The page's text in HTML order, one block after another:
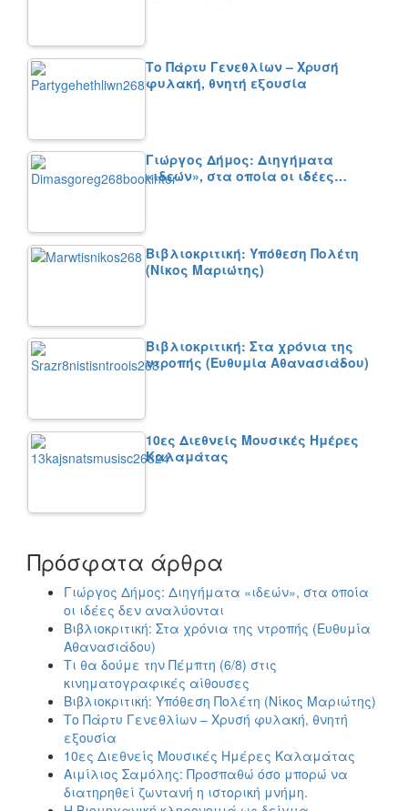
Το Πάρτυ Γενεθλίων – Χρυσή
φυλακή, θνητή εξουσία
Γιώργος Δήμος: Διηγήματα
«ιδεών», στα οποία οι ιδέες…
Βιβλιοκριτική: Υπόθεση Πολέτη
(Νίκος Μαριώτης)
Βιβλιοκριτική: Στα χρόνια της
ντροπής (Ευθυμία Αθανασιάδου)
10ες Διεθνείς Μουσικές Ημέρες
Καλαμάτας
Πρόσφατα άρθρα
Γιώργος Δήμος: Διηγήματα «ιδεών», στα οποία
οι ιδέες δεν αναλύονται
Βιβλιοκριτική: Στα χρόνια της ντροπής (Ευθυμία
Αθανασιάδου)
Τι θα δούμε την Πέμπτη (6/8) στις
κινηματογραφικές αίθουσες
Βιβλιοκριτική: Υπόθεση Πολέτη (Νίκος Μαριώτης)
Το Πάρτυ Γενεθλίων – Χρυσή φυλακή, θνητή
εξουσία
10ες Διεθνείς Μουσικές Ημέρες Καλαμάτας
Αιμίλιος Σαμόλης: Προσπαθώ όσο μπορώ να
διατηρηθεί ζωντανή η ιστορική μνήμη.